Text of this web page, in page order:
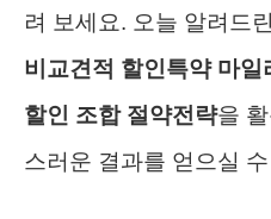
려 보세요. 오늘 알려드린
비교견적 할인특약 마일
할인 조합 절약전략을
스러운 결과를 얻으실